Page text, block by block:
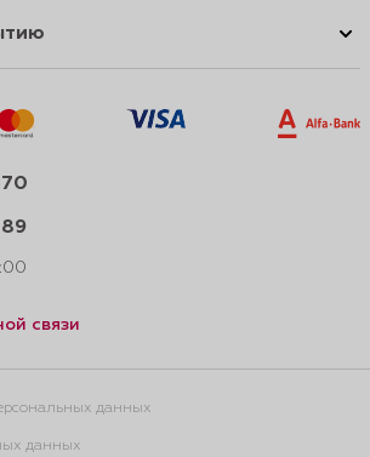
связи
данных
данных